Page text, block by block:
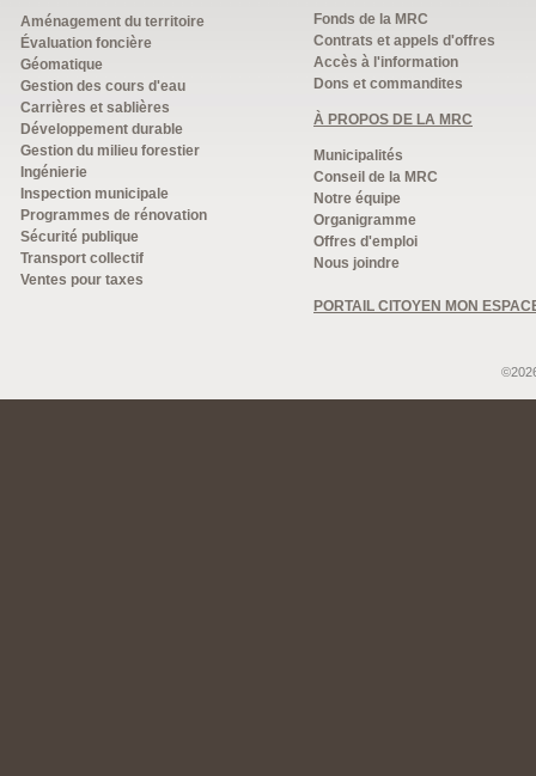
Aménagement du territoire
Évaluation foncière
Géomatique
Gestion des cours d'eau
Carrières et sablières
Développement durable
Gestion du milieu forestier
Ingénierie
Inspection municipale
Programmes de rénovation
Sécurité publique
Transport collectif
Ventes pour taxes
Fonds de la MRC
Contrats et appels d'offres
Accès à l'information
Dons et commandites
À PROPOS DE LA MRC
Municipalités
Conseil de la MRC
Notre équipe
Organigramme
Offres d'emploi
Nous joindre
PORTAIL CITOYEN MON